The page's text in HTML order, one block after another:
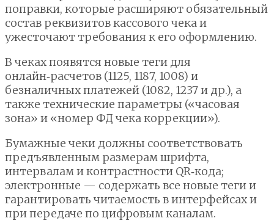
поправки, которые расширяют обязательный
состав реквизитов кассового чека и
ужесточают требования к его оформлению.
В чеках появятся новые теги для
онлайн‑расчетов (1125, 1187, 1008) и
безналичных платежей (1082, 1237 и др.), а
также технические параметры («часовая
зона» и «номер ФД чека коррекции»).
Бумажные чеки должны соответствовать
предъявленным размерам шрифта,
интервалам и контрастности QR‑кода;
электронные — содержать все новые теги и
гарантировать читаемость в интерфейсах и
при передаче по цифровым каналам.